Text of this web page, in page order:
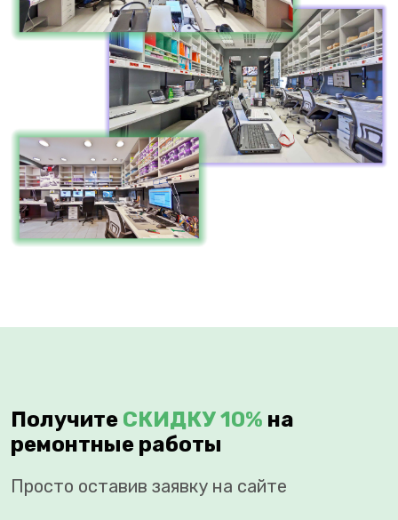
Получите СКИДКУ 10% на
ремонтные работы
Просто оставив заявку на сайте